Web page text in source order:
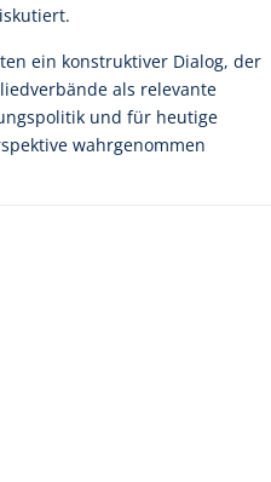
ein konstruktiver Dialog, der
als relevante
und für heutige
wahrgenommen